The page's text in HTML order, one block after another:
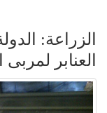
العنابر لمربى